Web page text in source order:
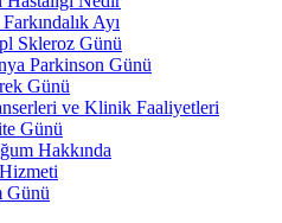
Ayı
Skleroz Günü
Parkinson Günü
Günü
ve Klinik Faaliyetleri
Günü
Hakkında
Günü